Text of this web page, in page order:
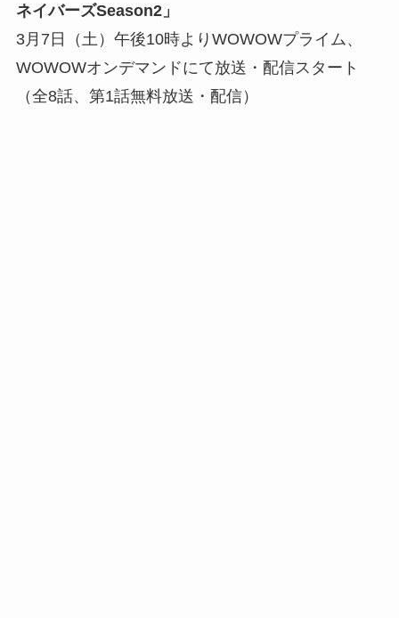
ネイバーズSeason2」
3月7日（土）午後10時よりWOWOWプライム、
WOWOWオンデマンドにて放送・配信スタート
（全8話、第1話無料放送・配信）